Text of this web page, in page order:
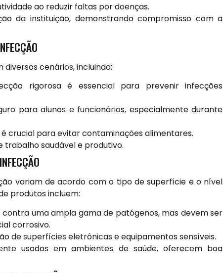
ao reduzir faltas por doenças.
da instituição, demonstrando compromisso com a
cenários, incluindo:
rigorosa é essencial para prevenir infecções
para alunos e funcionários, especialmente durante
crucial para evitar contaminações alimentares.
saudável e produtivo.
variam de acordo com o tipo de superfície e o nível
produtos incluem:
contra uma ampla gama de patógenos, mas devem ser
corrosivo.
de superfícies eletrônicas e equipamentos sensíveis.
usados em ambientes de saúde, oferecem boa